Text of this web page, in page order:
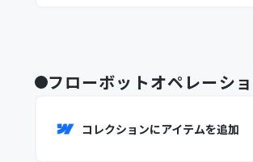
フローボットオペレーシ
コレクションにアイテムを追加